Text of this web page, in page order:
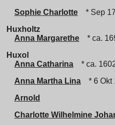
Sophie Charlotte
* Sep
Huxholtz
Anna Margarethe
* ca.
Huxol
Anna Catharina
* ca.
Anna Martha Lina
* 6 Okt
Arnold
Charlotte Wilhelmine